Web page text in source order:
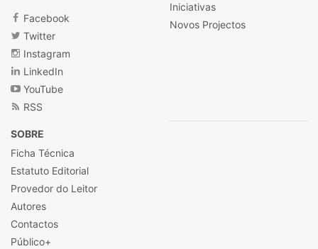
Facebook
Twitter
Instagram
LinkedIn
YouTube
RSS
Iniciativas
Novos Projectos
SOBRE
Ficha Técnica
Estatuto Editorial
Provedor do Leitor
Autores
Contactos
Público+